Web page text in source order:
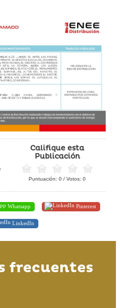
Califique esta
Publicación
Puntuación: 0 / Votos: 0
Whatsapp Pinterest
LinkedIn
frecuentes